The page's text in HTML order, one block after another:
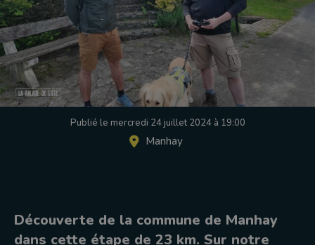
Publié le mercredi 24 juillet 2024 à 19:00
Manhay
Découverte de la commune de Manhay
dans cette étape de 23 km. Sur notre